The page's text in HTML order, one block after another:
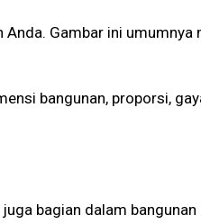
Gambar ini
bangunan, proporsi,
bagian dalam